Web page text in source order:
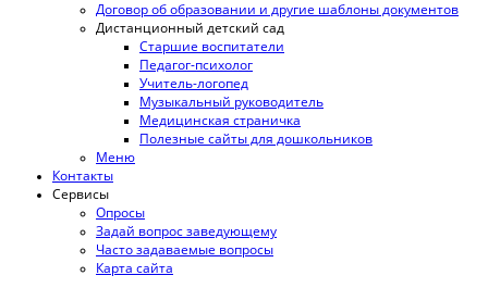
Договор об образовании и другие шаблоны документов
Дистанционный детский сад
Старшие воспитатели
Педагог-психолог
Учитель-логопед
Музыкальный руководитель
Медицинская страничка
Полезные сайты для дошкольников
Меню
Контакты
Сервисы
Опросы
Задай вопрос заведующему
Часто задаваемые вопросы
Карта сайта